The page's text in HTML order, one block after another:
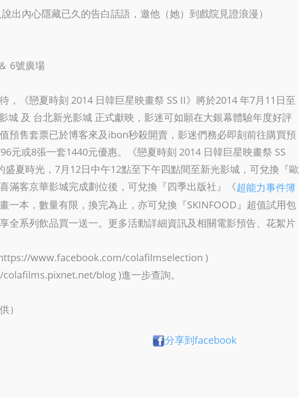
出內心隱藏已久的告白話語，邀他（她）到戲院見證浪漫）
6號廣場
，《戀夏時刻 2014 日韓巨星映畫祭 SS II》將於2014 年7月11日至
城 及 台北新光影城 正式獻映，影迷可如願在大銀幕體驗年度好評
預售套票已於博客來及ibon秒殺開賣，影迷們務必即刻前往購買預
元或8張一套1440元優惠。《戀夏時刻 2014 日韓巨星映畫祭 SS
盛夏時光，7月12日中午12點至下午四點間至新光影城，可兌換『歐
滿客京華影城完成劃位後，可兌換『四季出版社』《超能力事件簿
一本，數量有限，換完為止，亦可兌換『SKINFOOD』超值試用包
全系列飲品買一送一。更多活動詳細資訊及相關電影預告、花絮片
www.facebook.com/colafilmselection )
blog )進一步查詢。
）
分享到facebook